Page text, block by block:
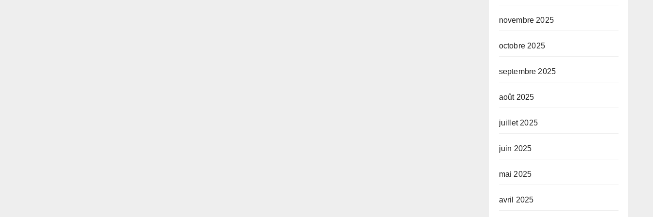
novembre 2025
octobre 2025
septembre 2025
août 2025
juillet 2025
juin 2025
mai 2025
avril 2025